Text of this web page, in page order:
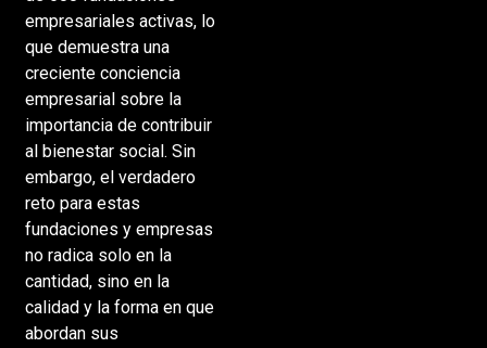
empresariales activas, lo
que demuestra una
creciente conciencia
empresarial sobre la
importancia de contribuir
al bienestar social. Sin
embargo, el verdadero
reto para estas
fundaciones y empresas
no radica solo en la
cantidad, sino en la
calidad y la forma en que
abordan sus